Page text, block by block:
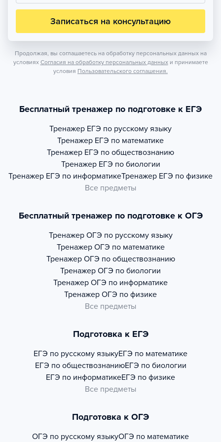
Записаться на консультацию
Продолжая, вы соглашаетесь на обработку персональных данных на
условиях Согласия на обработку персональных данных и принимаете
условия Пользовательского соглашения.
Бесплатный тренажер по подготовке к ЕГЭ
Тренажер ЕГЭ по русскому языку
Тренажер ЕГЭ по математике
Тренажер ЕГЭ по обществознанию
Тренажер ЕГЭ по биологии
Тренажер ЕГЭ по информатикеТренажер ЕГЭ по физике
Все предметы
Бесплатный тренажер по подготовке к ОГЭ
Тренажер ОГЭ по русскому языку
Тренажер ОГЭ по математике
Тренажер ОГЭ по обществознанию
Тренажер ОГЭ по биологии
Тренажер ОГЭ по информатике
Тренажер ОГЭ по физике
Все предметы
Подготовка к ЕГЭ
ЕГЭ по русскому языкуЕГЭ по математике
ЕГЭ по обществознаниюЕГЭ по биологии
ЕГЭ по информатикеЕГЭ по физике
Все предметы
Подготовка к ОГЭ
ОГЭ по русскому языкуОГЭ по математике